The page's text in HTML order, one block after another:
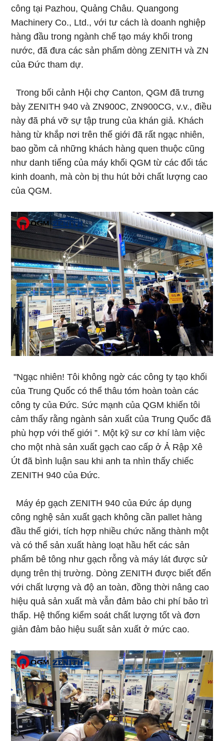
công tại Pazhou, Quảng Châu. Quangong
Machinery Co., Ltd., với tư cách là doanh nghiệp
hàng đầu trong ngành chế tạo máy khối trong
nước, đã đưa các sản phẩm dòng ZENITH và ZN
của Đức tham dự.
Trong bối cảnh Hội chợ Canton, QGM đã trưng
bày ZENITH 940 và ZN900C, ZN900CG, v.v., điều
này đã phá vỡ sự tập trung của khán giả. Khách
hàng từ khắp nơi trên thế giới đã rất ngạc nhiên,
bao gồm cả những khách hàng quen thuộc cũng
như danh tiếng của máy khối QGM từ các đối tác
kinh doanh, mà còn bị thu hút bởi chất lượng cao
của QGM.
"Ngạc nhiên! Tôi không ngờ các công ty tạo khối
của Trung Quốc có thể thâu tóm hoàn toàn các
công ty của Đức. Sức mạnh của QGM khiến tôi
cảm thấy rằng ngành sản xuất của Trung Quốc đã
phù hợp với thế giới ”. Một kỹ sư cơ khí làm việc
cho một nhà sản xuất gạch cao cấp ở Ả Rập Xê
Út đã bình luận sau khi anh ta nhìn thấy chiếc
ZENITH 940 của Đức.
Máy ép gạch ZENITH 940 của Đức áp dụng
công nghệ sản xuất gạch không cần pallet hàng
đầu thế giới, tích hợp nhiều chức năng thành một
và có thể sản xuất hàng loạt hầu hết các sản
phẩm bê tông như gạch rỗng và máy lát được sử
dụng trên thị trường. Dòng ZENITH được biết đến
với chất lượng và độ an toàn, đồng thời nâng cao
hiệu quả sản xuất mà vẫn đảm bảo chi phí bảo trì
thấp. Hệ thống kiểm soát chất lượng tốt và đơn
giản đảm bảo hiệu suất sản xuất ở mức cao.